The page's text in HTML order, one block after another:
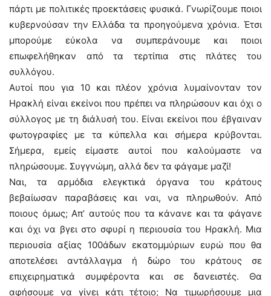
πάρτι με πολιτικές προεκτάσεις φυσικά. Γνωρίζουμε ποιοι
κυβερνούσαν την Ελλάδα τα προηγούμενα χρόνια. Έτσι
μπορούμε εύκολα να συμπεράνουμε και ποιοι
επωφελήθηκαν από τα τερτίπια στις πλάτες του
συλλόγου.
Αυτοί που για 10 και πλέον χρόνια λυμαίνονταν τον
Ηρακλή είναι εκείνοι που πρέπει να πληρώσουν και όχι ο
σύλλογος με τη διάλυσή του. Είναι εκείνοι που έβγαιναν
φωτογραφίες με τα κύπελλα και σήμερα κρύβονται.
Σήμερα, εμείς είμαστε αυτοί που καλούμαστε να
πληρώσουμε. Συγγνώμη, αλλά δεν τα φάγαμε μαζί!
Ναι, τα αρμόδια ελεγκτικά όργανα του κράτους
βεβαίωσαν παραβάσεις και ναι, να πληρωθούν. Από
ποιους όμως; Απ’ αυτούς που τα κάνανε και τα φάγανε
και όχι να βγει στο σφυρί η περιουσία του Ηρακλή. Μια
περιουσία αξίας 100άδων εκατομμύριων ευρώ που θα
αποτελέσει αντάλλαγμα ή δώρο του κράτους σε
επιχειρηματικά συμφέροντα και σε δανειστές. Θα
αφήσουμε να γίνει κάτι τέτοιο; Να τιμωρήσουμε μια